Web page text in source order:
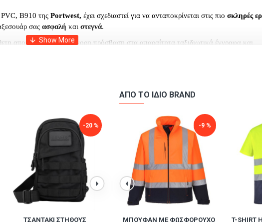
Β910 της Portwest, έχει σχεδιαστεί για να ανταποκρίνεται στις πιο σκληρές
σας ασφαλή και στεγνά.
αποθήκευση και γρήγορη πρόσβαση στα απαραίτητα ταξιδιωτικά έγγραφα και
-20 %
ΤΣΑΝΤΆΚΙ ΣΤΉΘΟΥΣ
ΑΠΌ ΤΟ ΊΔΙΟ BRAND
-9 %
MΠΟΥΦΆΝ ΜΕ ΦΩΣΦΟΡΟΎΧΟ
-9 %
MΠΟΥΦΆΝ ΜΕ ΦΩΣΦΟΡΟΎΧΟ
T-SHIRT